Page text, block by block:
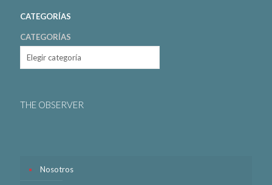
CATEGORÍAS
CATEGORÍAS
THE OBSERVER
Nosotros